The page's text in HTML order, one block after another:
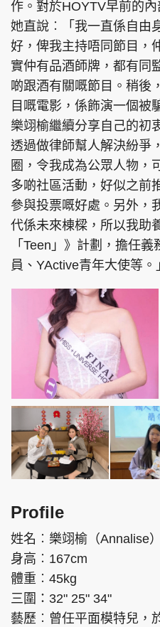
隱私政策聲明
Copyright © 東周網 版權所
©Eastweek.com.hk. All
作。對於HOYTV早前的
她直說︰「我一直係自由
好，俾我主持唔同節目，
實仲有品酒師牌，都有同
啲跟酒有關嘅節目。稍後
目嘅電影，係飾演一個被
樂翊榆繼續分享自己的初
透過做律師幫人解決紛爭
圈，令我成為公眾人物，
多啲社區活動，好似之前
參與投票嘅好處。另外，
代係未來棟樑，所以我助
「Teen」》計劃，擔任
員、YActive青年大使等。
Profile
姓名︰樂翊榆（Annalise）
身高︰167cm
體重︰45kg
三圍：32" 25" 34"
藝歷︰曾任平面模特兒，